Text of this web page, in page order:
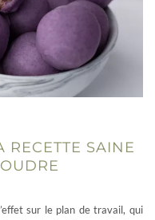
RECETTE SAINE
sur le plan de travail, qui